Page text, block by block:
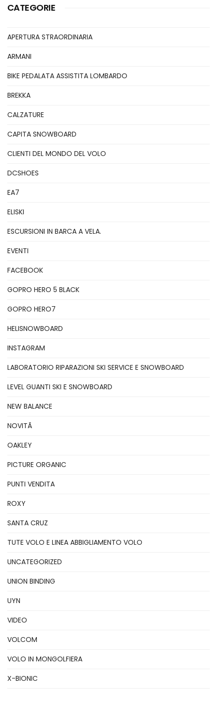
CATEGORIE
APERTURA STRAORDINARIA
ARMANI
BIKE PEDALATA ASSISTITA LOMBARDO
BREKKA
CALZATURE
CAPITA SNOWBOARD
CLIENTI DEL MONDO DEL VOLO
DCSHOES
EA7
ELISKI
ESCURSIONI IN BARCA A VELA.
EVENTI
FACEBOOK
GOPRO HERO 5 BLACK
GOPRO HERO7
HELISNOWBOARD
INSTAGRAM
LABORATORIO RIPARAZIONI SKI SERVICE E SNOWBOARD
LEVEL GUANTI SKI E SNOWBOARD
NEW BALANCE
NOVITÃ
OAKLEY
PICTURE ORGANIC
PUNTI VENDITA
ROXY
SANTA CRUZ
TUTE VOLO E LINEA ABBIGLIAMENTO VOLO
UNCATEGORIZED
UNION BINDING
UYN
VIDEO
VOLCOM
VOLO IN MONGOLFIERA
X-BIONIC